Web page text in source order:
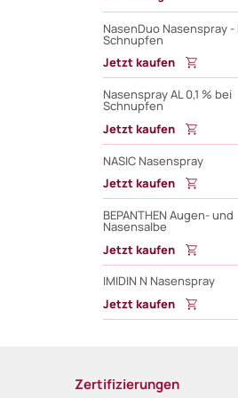
NasenDuo Nasenspray -
Schnupfen
Jetzt kaufen
Nasenspray AL 0,1 % bei
Schnupfen
Jetzt kaufen
NASIC Nasenspray
Jetzt kaufen
BEPANTHEN Augen- und
Nasensalbe
Jetzt kaufen
IMIDIN N Nasenspray
Jetzt kaufen
Zertifizierungen